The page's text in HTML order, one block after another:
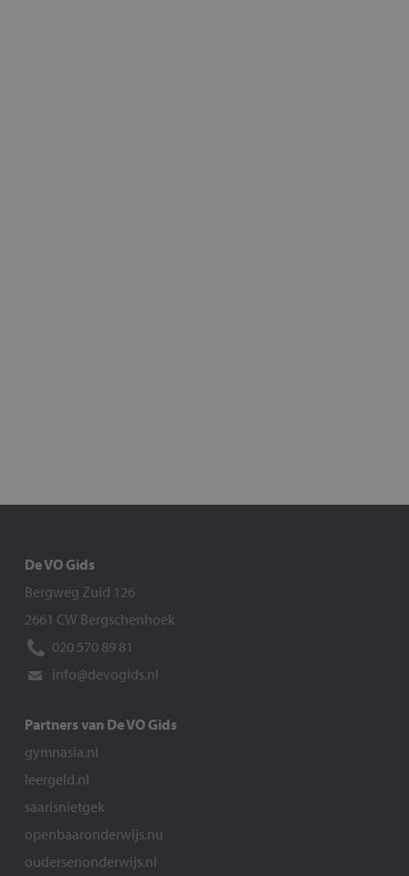
De VO Gids
Bergweg Zuid 126
2661 CW Bergschenhoek
020 570 89 81
info@devogids.nl
Partners van De VO Gids
gymnasia.nl
leergeld.nl
saarisnietgek
openbaaronderwijs.nu
oudersenonderwijs.nl